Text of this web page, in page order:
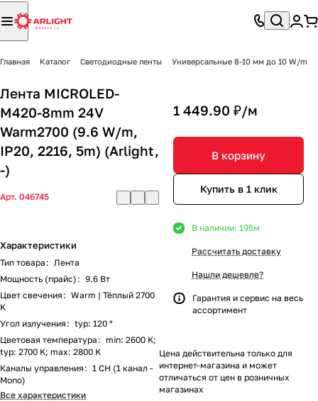
Главная Каталог Светодиодные ленты Универсальные 8-10 мм до 10 W/m
Лента MICROLED-
M420-8mm 24V
Warm2700 (9.6 W/m,
IP20, 2216, 5m) (Arlight,
-)
Арт. 046745
Характеристики
Тип товара : Лента
Мощность (прайс) : 9.6 Вт
Цвет свечения : Warm | Тёплый 2700
K
Угол излучения : typ: 120 °
Цветовая температура : min: 2600 K;
typ: 2700 K; max: 2800 K
Каналы управления : 1 CH (1 канал -
Mono)
Все характеристики
1 449.90 ₽/м
В корзину
Купить в 1 клик
В наличии: 195м
Рассчитать доставку
Нашли дешевле?
Гарантия и сервис на весь
ассортимент
Цена действительна только для
интернет-магазина и может
отличаться от цен в розничных
магазинах